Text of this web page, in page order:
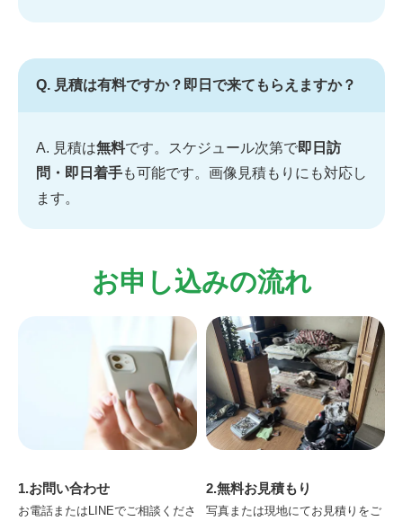
Q. 見積は有料ですか？即日で来てもらえますか？
A. 見積は無料です。スケジュール次第で即日訪
問・即日着手も可能です。画像見積もりにも対応し
ます。
お申し込みの流れ
1.お問い合わせ
お電話またはLINEでご相談くださ
2.無料お見積もり
写真または現地にてお見積りをご